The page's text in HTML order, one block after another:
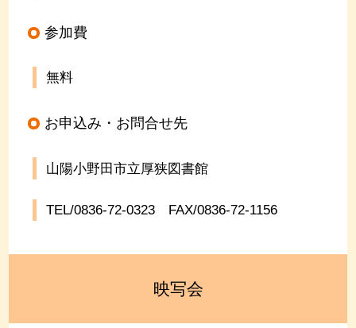
参加費
無料
お申込み・お問合せ先
山陽小野田市立厚狭図書館
TEL/0836-72-0323 FAX/0836-72-1156
映写会